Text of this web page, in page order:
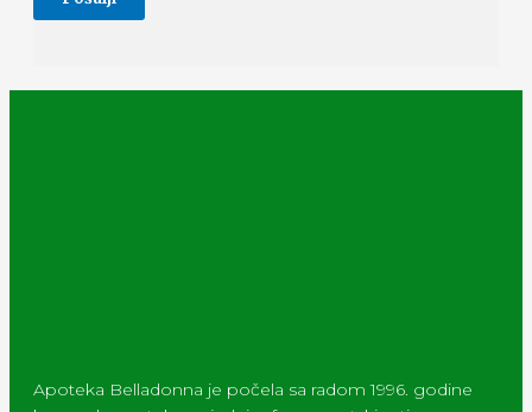
Apoteka Belladonna je počela sa radom 1996. godine